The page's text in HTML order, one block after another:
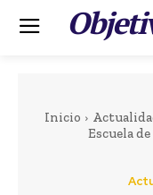
Inicio
Escuela